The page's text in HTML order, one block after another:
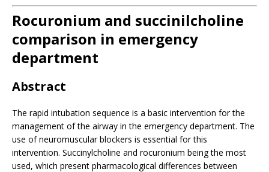
Rocuronium and succinilcholine
comparison in emergency
department
Abstract
The rapid intubation sequence is a basic intervention for the
management of the airway in the emergency department. The
use of neuromuscular blockers is essential for this
intervention. Succinylcholine and rocuronium being the most
used, which present pharmacological differences between